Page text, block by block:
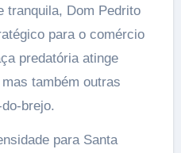
tranquila, Dom Pedrito
para o comércio
predatória atinge
também outras
brejo.
para Santa